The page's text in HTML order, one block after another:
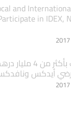
Local and
in IDEX,
صفقات بأكثر
أيدكس ونافدكس